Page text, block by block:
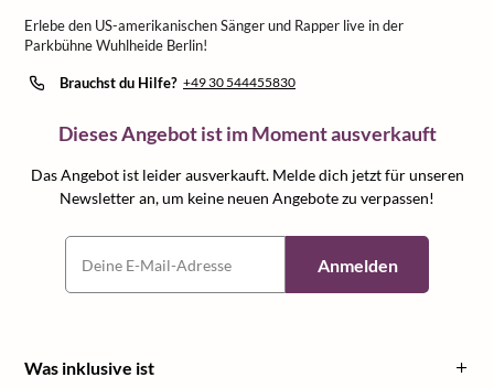
Erlebe den US-amerikanischen Sänger und Rapper live in der
Parkbühne Wuhlheide Berlin!
Brauchst du Hilfe? +49 30 544455830
Dieses Angebot ist im Moment ausverkauft
Das Angebot ist leider ausverkauft. Melde dich jetzt für unseren
Newsletter an, um keine neuen Angebote zu verpassen!
Anmelden
Was inklusive ist